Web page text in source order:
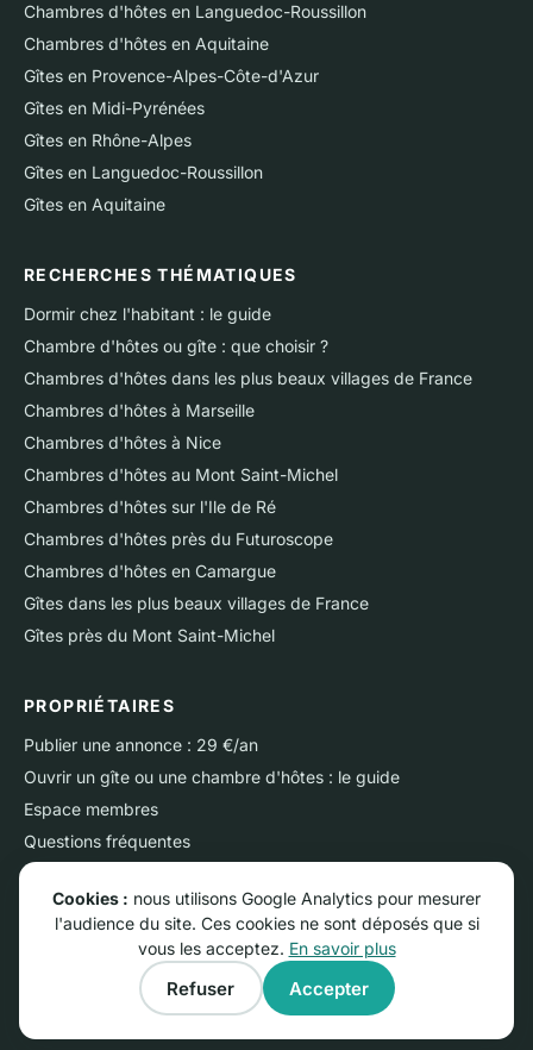
Chambres d'hôtes en Languedoc-Roussillon
Chambres d'hôtes en Aquitaine
Gîtes en Provence-Alpes-Côte-d'Azur
Gîtes en Midi-Pyrénées
Gîtes en Rhône-Alpes
Gîtes en Languedoc-Roussillon
Gîtes en Aquitaine
RECHERCHES THÉMATIQUES
Dormir chez l'habitant : le guide
Chambre d'hôtes ou gîte : que choisir ?
Chambres d'hôtes dans les plus beaux villages de France
Chambres d'hôtes à Marseille
Chambres d'hôtes à Nice
Chambres d'hôtes au Mont Saint-Michel
Chambres d'hôtes sur l'Ile de Ré
Chambres d'hôtes près du Futuroscope
Chambres d'hôtes en Camargue
Gîtes dans les plus beaux villages de France
Gîtes près du Mont Saint-Michel
PROPRIÉTAIRES
Publier une annonce : 29 €/an
Ouvrir un gîte ou une chambre d'hôtes : le guide
Espace membres
Questions fréquentes
© RGNS Online - Tous droits réservés.
Conditions générales d'utilisation
· Mentions légales
Cookies : nous utilisons Google Analytics pour mesurer
l'audience du site. Ces cookies ne sont déposés que si
vous les acceptez. En savoir plus
Refuser Accepter